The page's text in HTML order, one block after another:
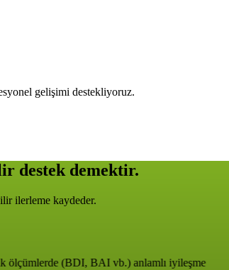
gelişimi destekliyoruz.
destek demektir.
ilerleme kaydeder.
ölçümlerde (BDI, BAI vb.) anlamlı iyileşme